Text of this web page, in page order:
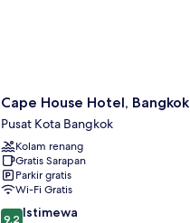
Cape
House
Hotel,
Bangkok
Pusat
Kota
Bangkok
Cape House Hotel, Bangkok
Pusat Kota Bangkok
Kolam renang
Gratis Sarapan
Parkir gratis
Wi-Fi Gratis
9.2
9,2 Istimewa